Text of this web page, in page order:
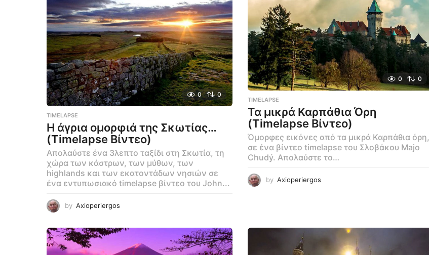
0 0
TIMELAPSE
Η άγρια ομορφιά της Σκωτίας…
(Timelapse Βίντεο)
Απολαύστε ένα 3λεπτο ταξίδι στη Σκωτία, τη
χώρα των κάστρων, των μύθων, των
highlands και των εκατοντάδων νησιών σε
ένα εντυπωσιακό timelapse βίντεο του John...
by Axioperiergos
0 0
TIMELAPSE
Τα μικρά Καρπάθια Όρη
(Timelapse Βίντεο)
Όμορφες εικόνες από τα μικρά Καρπάθια όρη,
σε ένα βίντεο timelapse του Σλοβάκου Majo
Chudý. Απολαύστε το…
by Axioperiergos